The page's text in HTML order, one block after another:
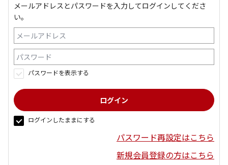
メールアドレスとパスワードを入力してログインしてくださ
い。
パスワードを表示する
ログインしたままにする
パスワード再設定はこちら
新規会員登録の方はこちら